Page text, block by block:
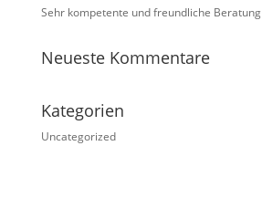
Sehr kompetente und freundliche Beratung
Neueste Kommentare
Kategorien
Uncategorized